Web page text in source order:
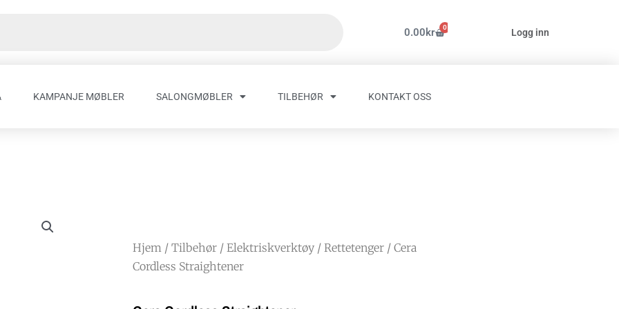
0.00kr 0
Handlekurv Logg inn
KAMPANJE MØBLER SALONGMØBLER TILBEHØR KONTAKT OSS
Hjem / Tilbehør / Elektriskverktøy / Rettetenger / Cera
Cordless Straightener